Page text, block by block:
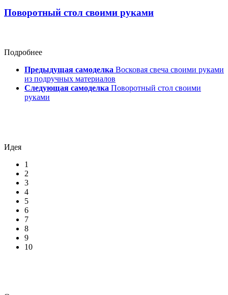
Поворотный стол своими руками
Подробнее
Предыдущая самоделка Восковая свеча своими руками
из подручных материалов
Следующая самоделка Поворотный стол своими
руками
Идея
1
2
3
4
5
6
7
8
9
10